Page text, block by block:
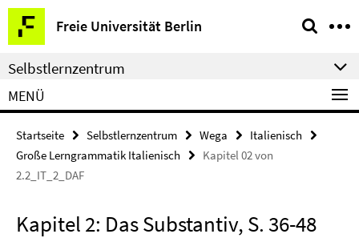
Springe
direkt
zu
Inhalt
Freie Universität Berlin
Service-
Navigation
Selbstlernzentrum
MENÜ
Startseite Selbstlernzentrum Wega
Italienisch
Große Lerngrammatik Italienisch
Kapitel 02 von
2.2_IT_2_DAF
Kapitel 2: Das Substantiv, S. 36-48